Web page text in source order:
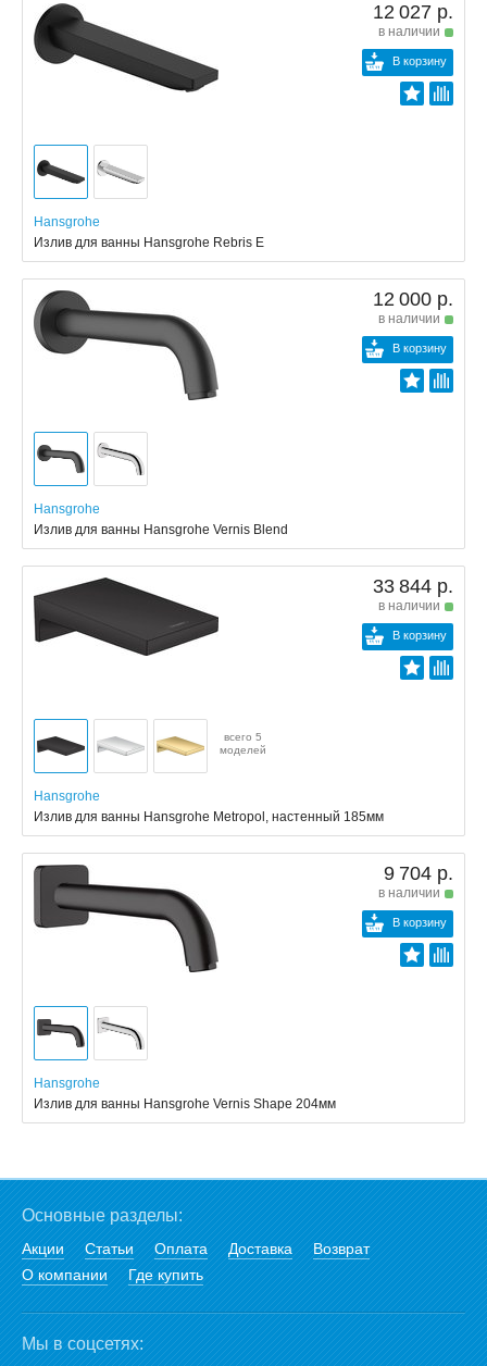
12 027 р.
в наличии
В корзину
Hansgrohe
Излив для ванны Hansgrohe Rebris E
12 000 р.
в наличии
В корзину
Hansgrohe
Излив для ванны Hansgrohe Vernis Blend
33 844 р.
в наличии
В корзину
всего 5
моделей
Hansgrohe
Излив для ванны Hansgrohe Metropol, настенный 185мм
9 704 р.
в наличии
В корзину
Hansgrohe
Излив для ванны Hansgrohe Vernis Shape 204мм
Основные разделы:
Акции Статьи Оплата Доставка
Возврат
О компании
Где купить
Мы в соцсетях: